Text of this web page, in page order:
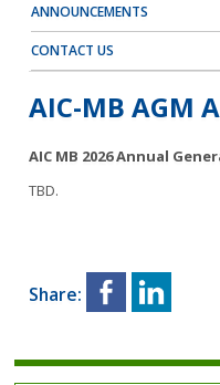
ANNOUNCEMENTS
CONTACT US
AIC-MB AGM
AIC MB 2026 Annual
TBD.
Share: